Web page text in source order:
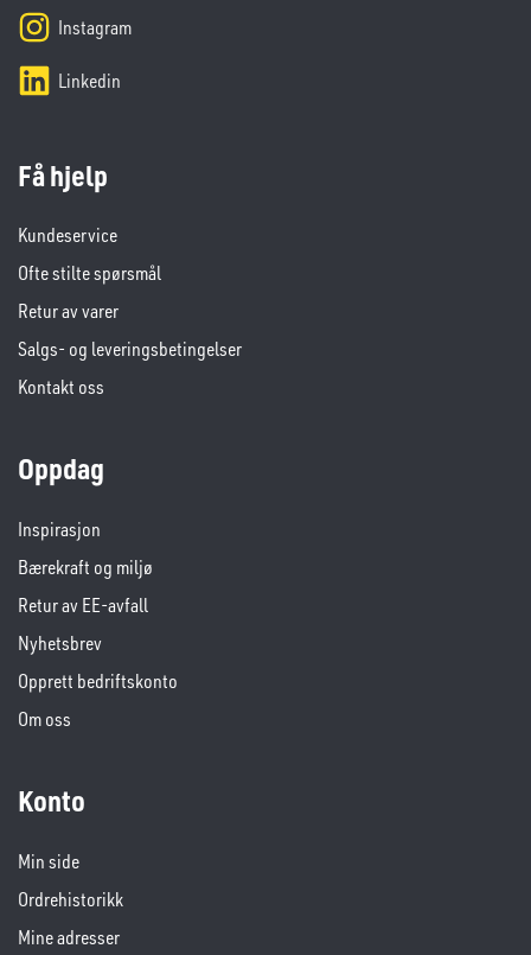
Instagram
Linkedin
Få hjelp
Kundeservice
Ofte stilte spørsmål
Retur av varer
Salgs- og leveringsbetingelser
Kontakt oss
Oppdag
Inspirasjon
Bærekraft og miljø
Retur av EE-avfall
Nyhetsbrev
Opprett bedriftskonto
Om oss
Konto
Min side
Ordrehistorikk
Mine adresser